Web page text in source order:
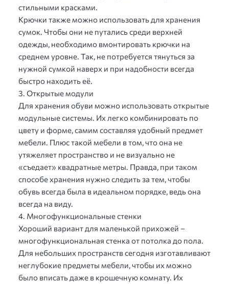
стильными красками.
Крючки также можно использовать для хранения
сумок. Чтобы они не путались среди верхней
одежды, необходимо вмонтировать крючки на
среднем уровне. Так, не потребуется тянуться за
нужной сумкой наверх и при надобности всегда
быстро находить её.
3. Открытые модули
Для хранения обуви можно использовать открытые
модульные системы. Их легко комбинировать по
цвету и форме, самим составляя удобный предмет
мебели. Плюс такой мебели в том, что она не
утяжеляет пространство и не визуально не
«съедает» квадратные метры. Правда, при таком
способе хранения нужно следить за тем, чтобы
обувь всегда была в идеальном порядке, ведь она
всегда на виду.
4. Многофункциональные стенки
Хороший вариант для маленькой прихожей –
многофункциональная стенка от потолка до пола.
Для небольших пространств сегодня изготавливают
неглубокие предметы мебели, чтобы их можно
было вписать даже в крошечную комнату. Их